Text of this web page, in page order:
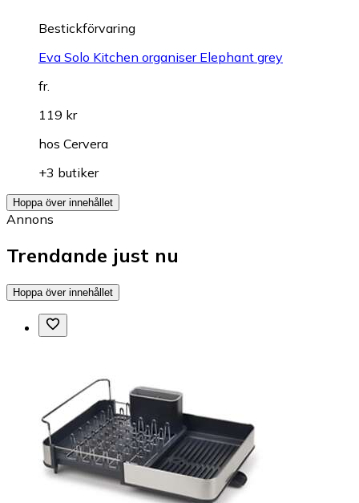
Bestickförvaring
Eva Solo Kitchen organiser Elephant grey
fr.
119 kr
hos Cervera
+3 butiker
Hoppa över innehållet
Annons
Trendande just nu
Hoppa över innehållet